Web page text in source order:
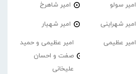
امیر سولو امیر شاهرخ
امیر شهراینی امیر شهیار
امیر عظیمی
امیر عظیمی و حمید
صفت و احسان
علیخانی